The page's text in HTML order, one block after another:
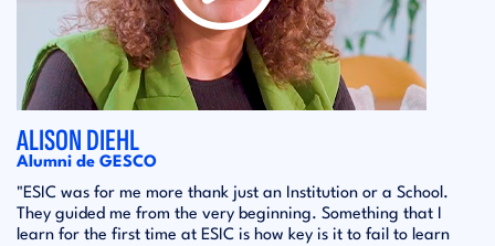
ALISON DIEHL
Alumni de GESCO
"ESIC was for me more thank just an Institution or a School.
They guided me from the very beginning. Something that I
learn for the first time at ESIC is how key is it to fail to learn